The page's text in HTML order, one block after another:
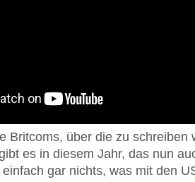
Britcoms, über die zu schreiben
es in diesem Jahr, das nun
gar nichts, was mit den